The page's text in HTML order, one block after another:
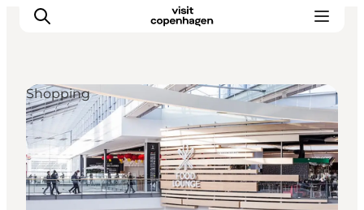
Aktiviteter
Mat och dryck
Planera din resa
Shopping